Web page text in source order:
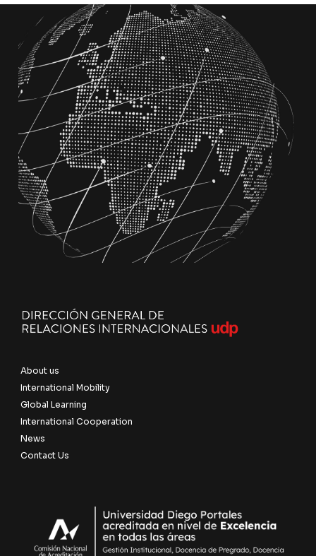
About us
International Mobility
Global Learning
International Cooperation
News
Contact Us